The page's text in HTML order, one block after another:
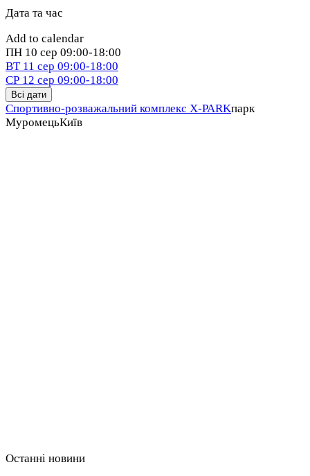
Дата та час
Add to calendar
ПН 10 сер 09:00-18:00
ВТ 11 сер 09:00-18:00
СР 12 сер 09:00-18:00
Всі дати
Спортивно-розважальний комплекс X-PARKпарк
МуромецьКиїв
Останні новини